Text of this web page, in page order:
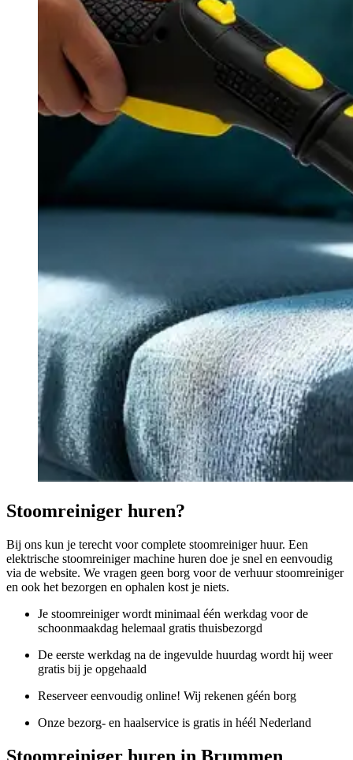
Stoomreiniger huren?
Bij ons kun je terecht voor complete stoomreiniger huur. Een
elektrische stoomreiniger machine huren doe je snel en eenvoudig
via de website. We vragen geen borg voor de verhuur stoomreiniger
en ook het bezorgen en ophalen kost je niets.
Je stoomreiniger wordt minimaal één werkdag voor de
schoonmaakdag helemaal gratis thuisbezorgd
De eerste werkdag na de ingevulde huurdag wordt hij weer
gratis bij je opgehaald
Reserveer eenvoudig online! Wij rekenen géén borg
Onze bezorg- en haalservice is gratis in héél Nederland
Stoomreiniger huren in Brummen